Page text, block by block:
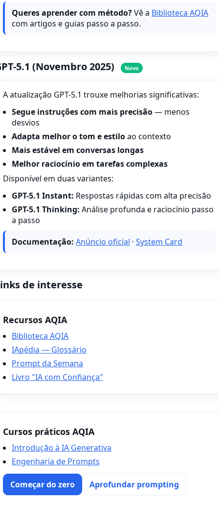
Queres aprender com método?Vê a Biblioteca AQIA
com artigos e guias passo a passo.
5.1 (Novembro 2025) Novo
A atualização GPT-5.1 trouxe melhorias significativas:
Segue instruções com mais precisão— menos
desvios
Adapta melhor o tom e estiloao contexto
Mais estável em conversas longas
Melhor raciocínio em tarefas complexas
Disponível em duas variantes:
GPT-5.1 Instant: Respostas rápidas com alta precisão
GPT-5.1 Thinking: Análise profunda e raciocínio passo
a passo
Documentação: Anúncio oficial · System Card
de interesse
Recursos AQIA
Biblioteca AQIA
IApédia — Glossário
Prompt da Semana
Livro "IA com Confiança"
Cursos práticos AQIA
Introdução à IA Generativa
Engenharia de Prompts
Começar do zero Aprofundar prompting